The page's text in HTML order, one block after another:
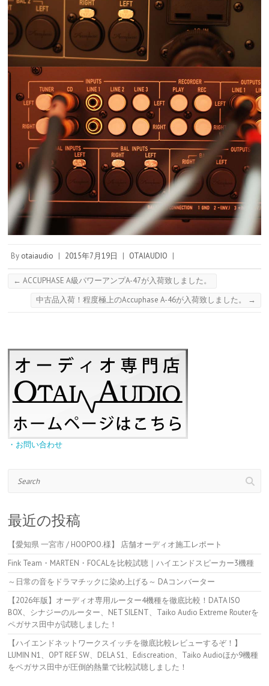
By otaiaudio | 2015年7月19日 | OTAIAUDIO |
← ACCUPHASE A級パワーアンプA-47が入荷致しました。
中古品入荷！程度極上のAccuphase A-46が入荷致しました。
→
・お問い合わせ
最近の投稿
【愛知県 一宮市 / HOOPOO.様】 店舗オーディオ施工レポート
Fink Team・MARTEN・FOCALを比較試聴｜ハイエンドスピーカー3機種
～日常の音をドラマチックに染め上げる～ DAコンバーター
【2026年版】オーディオ専用ルーター4機種を徹底比較！DATA ISO
BOX、シナジーのルーター、NET SILENT、Taiko Audio Extreme Routerを
ペガサス田中が試聴しました！
【ハイエンドネットワークスイッチを徹底比較レビューするぞ！】
LUMIN N1、OPT REF SW、DELA S1、Ediscreation、Taiko Audioほか9機種
をペガサス田中が圧倒的熱量で比較試聴しました！